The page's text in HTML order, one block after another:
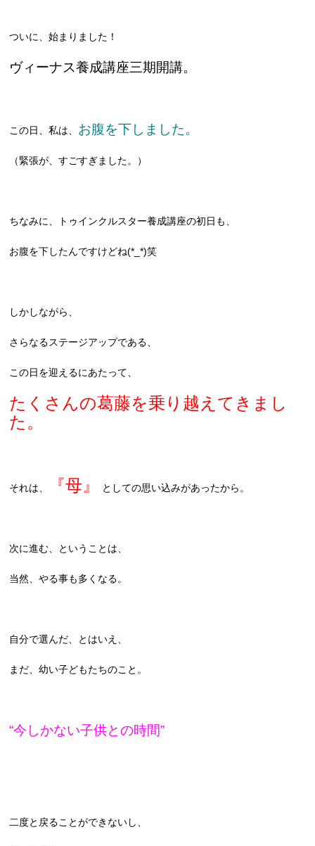
ついに、始まりました！
ヴィーナス養成講座三期開講。
この日、私は、 お腹を下しました。
（緊張が、すごすぎました。）
ちなみに、トゥインクルスター養成講座の初日も、
お腹を下したんですけどね(*_*)笑
しかしながら、
さらなるステージアップである、
この日を迎えるにあたって、
たくさんの葛藤を乗り越えてきまし
た。
それは、 『母』 としての思い込みがあったから。
次に進む、ということは、
当然、やる事も多くなる。
自分で選んだ、とはいえ、
まだ、幼い子どもたちのこと。
“今しかない子供との時間”
二度と戻ることができないし、